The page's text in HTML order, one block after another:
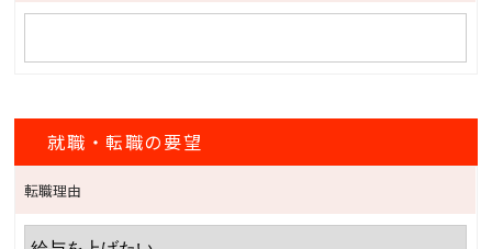
就職・転職の要望
転職理由